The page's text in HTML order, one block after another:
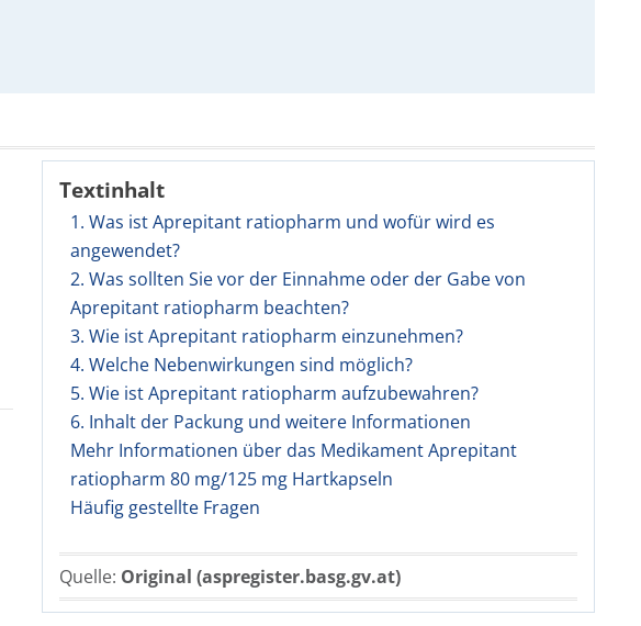
Textinhalt
1. Was ist Aprepitant ratiopharm und wofür wird es
angewendet?
2. Was sollten Sie vor der Einnahme oder der Gabe von
Aprepitant ratiopharm beachten?
3. Wie ist Aprepitant ratiopharm einzunehmen?
4. Welche Nebenwirkungen sind möglich?
5. Wie ist Aprepitant ratiopharm aufzubewahren?
6. Inhalt der Packung und weitere Informationen
Mehr Informationen über das Medikament Aprepitant
ratiopharm 80 mg/125 mg Hartkapseln
Häufig gestellte Fragen
Quelle: Original (aspregister.basg.gv.at)